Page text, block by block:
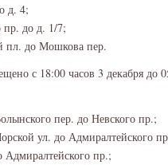
д. 4;
до д. 1/7;
до Мошкова пер.
с 18:00 часов 3 декабря до
пер. до Невского пр.;
ул. до Адмиралтейского
пр.;